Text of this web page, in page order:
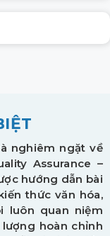
nghiêm ngặt về
Assurance –
hướng dẫn bài
thức văn hóa,
luôn quan niệm
hoàn chỉnh